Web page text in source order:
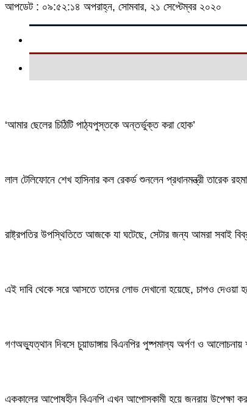
আপডেট : ০৯:৫২:১৪ অপরাহ্ন, সোমবার, ২১ সেপ্টেম্বর ২০২০
‘আমার ছেলের চিঠিটি পাঠ্যপুস্তকে অন্তর্ভুক্ত করা হোক’
লাল টেলিফোনে শেখ হাসিনার কল রেকর্ড শুনলেন প্রধানমন্ত্রী তারেক
রাষ্ট্রপতির উপস্থিতিতে আজকে যা ঘটেছে, সেটার জন্য আমরা সবাই
এই দাবি থেকে সরে আসতে তাদের লোভ দেখানো হয়েছে, চাপও দেওয়া
গণঅভ্যুত্থান দিবসে চুয়াডাঙ্গায় বিএনপির পুষ্পমাল্য অর্পণ ও আলোচনায়
এককালের আপোষহীন বিএনপি এখন আপোসকামী হয়ে জনরায় উপেক্ষা